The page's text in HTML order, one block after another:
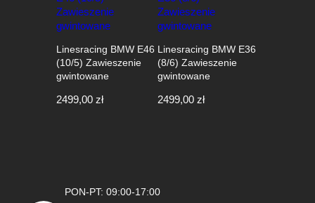
3150,00 zł.
2719,00 zł.
Linesracing BMW E46
(10/5) Zawieszenie
gwintowane
2499,00 zł
Linesracing BMW E36
(8/6) Zawieszenie
gwintowane
2499,00 zł
PON-PT: 09:00-17:00